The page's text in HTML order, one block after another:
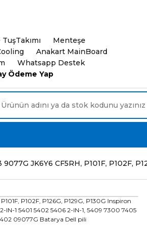
Menteşe
Anakart MainBoard
Whatsapp Destek
Ödeme Yap
9077G JK6Y6 CF5RH, P101F, P102F,